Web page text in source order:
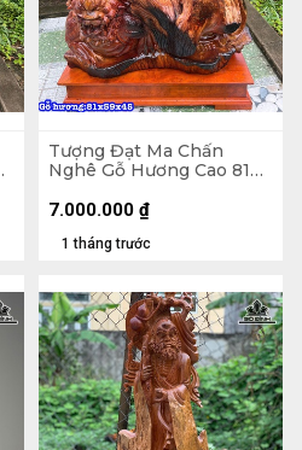
Tượng Đạt Ma Chấn
Nghê Gỗ Hương Cao 81
1 tháng trước
7.000.000 ₫